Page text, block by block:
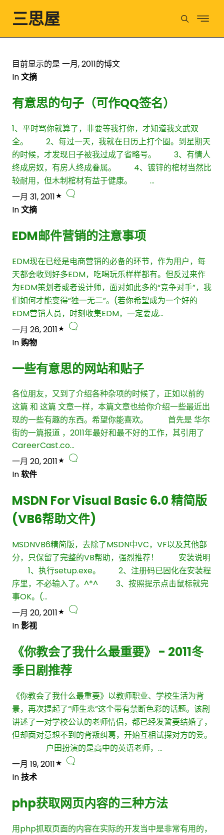
三思屋
目前显示的是 一月, 2011的博文
In文摘
有意思的句子（可作QQ签名）
1、平时骂你就算了，非要等我打你，才知道我文武双
全。 2、每过一天，我就在日历上打个圈。到星期天
的时候，才发现日子被我过成了省略号。 3、有情人
终成房奴，有房人终成眷属。 4、镀锌的棺材当然比
较耐用，但木制棺材有益于健康。 …
一月 31, 2011
In文摘
EDM邮件营销的注意事项
EDM现在已经是电商营销的必备的环节，作为用户，每
天都会收到好多EDM，吃喝玩乐样样都有。但反过来作
为EDM策划者或者设计师，面对如此多的“竞争对手”，我
们如何才能变得“独一无二”。(若你希望成为一个好的
EDM营销人员，时刻收集EDM，一定要成…
一月 26, 2011
In购物
一些有意思的网站和贴子
各位朋友，又到了介绍各种杂项的时候了，正如以前的
这篇 和 这篇 文章一样，本篇文章也给你介绍一些最近出
现的一些有趣的东西。希望你能喜欢。 首先是 华尔
街的一篇报道 ，2011年最好和最不好的工作，其引用了
CareerCast.co…
一月 20, 2011
In软件
MSDN For Visual Basic 6.0 精简版
(VB6帮助文件)
MSDNVB6精简版，去除了MSDN中VC，VF以及其他部
分，只保留了完整的VB帮助，强烈推荐！ 安装说明
1、执行setup.exe。 2、注册码已固化在安装程
序里，不必输入了。^*^ 3、按照提示点击鼠标就完
事OK。(…
一月 20, 2011
In 影视
《你教会了我什么最重要》 - 2011冬
季日剧推荐
《你教会了我什么最重要》以教师职业、学校生活为背
景，再次提起了“师生恋”这个带有禁断色彩的话题。该剧
讲述了一对学校公认的老师情侣，都已经发誓要结婚了，
但却面对意想不到的背叛纠葛，开始互相试探对方的爱。
户田扮演的是高中的英语老师，…
一月 19, 2011
In技术
php获取网页内容的三种方法
用php抓取页面的内容在实际的开发当中是非常有用的，